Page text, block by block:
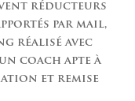
réducteurs
par mail,
réalisé avec
coach apte à
et remise